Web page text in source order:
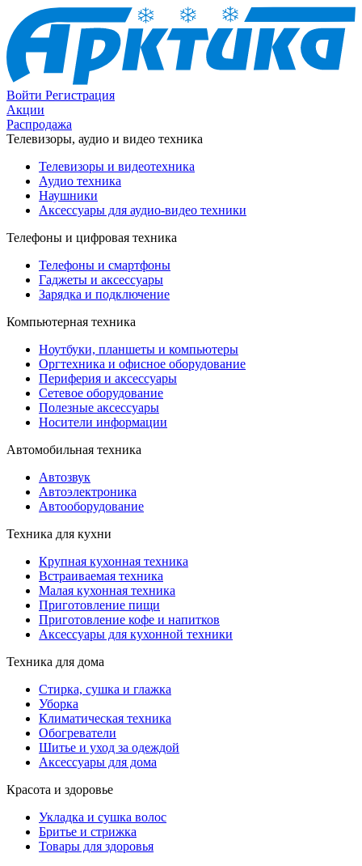
Войти Регистрация
Акции
Распродажа
Телевизоры, аудио и видео техника
Телевизоры и видеотехника
Аудио техника
Наушники
Аксессуары для аудио-видео техники
Телефоны и цифровая техника
Телефоны и смартфоны
Гаджеты и аксессуары
Зарядка и подключение
Компьютерная техника
Ноутбуки, планшеты и компьютеры
Оргтехника и офисное оборудование
Периферия и аксессуары
Cетевое оборудование
Полезные аксессуары
Носители информации
Автомобильная техника
Автозвук
Автоэлектроника
Автооборудование
Техника для кухни
Крупная кухонная техника
Встраиваемая техника
Малая кухонная техника
Приготовление пищи
Приготовление кофе и напитков
Аксессуары для кухонной техники
Техника для дома
Стирка, сушка и глажка
Уборка
Климатическая техника
Обогреватели
Шитье и уход за одеждой
Аксессуары для дома
Красота и здоровье
Укладка и сушка волос
Бритье и стрижка
Товары для здоровья